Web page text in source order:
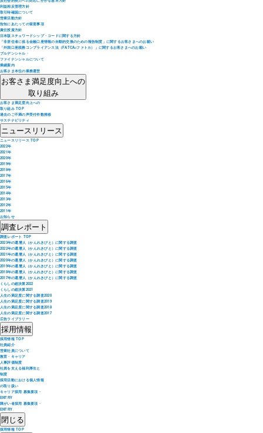
利益相反管理方針
取引時確認について
営業活動方針
告知にあたっての留意事項
責任投資方針
日本版スチュワードシップ・コードに関する方針
「非居住者に係る金融口座情報の自動的交換のための報告制度」に関するお客さまへのお願い
「外国口座税務コンプライアンス法（FATCA=ファトカ）」に関するお客さまへのお願い
プルデンシャル・
ファイナンシャルについて
業績案内
お客さま本位の業務運営
お客さま満足度向上への
取り組み
お客さま満足度向上への
取り組み TOP
過去のご不満の声受付件数推移
サステナビリティ
ニュースリリース
ニュースリリース TOP
2022年
2021年
2020年
2019年
2018年
2017年
2016年
2015年
2014年
2013年
2012年
2011年
お知らせ
調査レポート
調査レポート TOP
2023年の還暦人（かんれきびと）に関する調査
2022年の還暦人（かんれきびと）に関する調査
2021年の還暦人（かんれきびと）に関する調査
2020年の還暦人（かんれきびと）に関する調査
2019年の還暦人（かんれきびと）に関する調査
2018年の還暦人（かんれきびと）に関する調査
2017年の還暦人（かんれきびと）に関する調査
くらしの総決算2022
くらしの総決算2021
人生の満足度に関する調査2020
人生の満足度に関する調査2019
人生の満足度に関する調査2018
人生の満足度に関する調査2017
広告ライブラリー
採用情報
採用情報 TOP
社員紹介
営業社員について
教育・キャリア
人事評価制度
社員を支える福利厚生と
制度
採用活動における個人情報
の取り扱い
キャリア採用 募集要項・
ENTRY
障がい者採用 募集要項・
ENTRY
閉じる
採用情報 TOP